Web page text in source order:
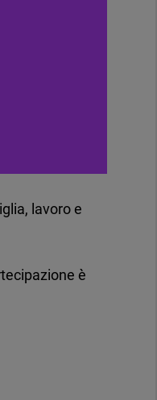
lavoro e
è